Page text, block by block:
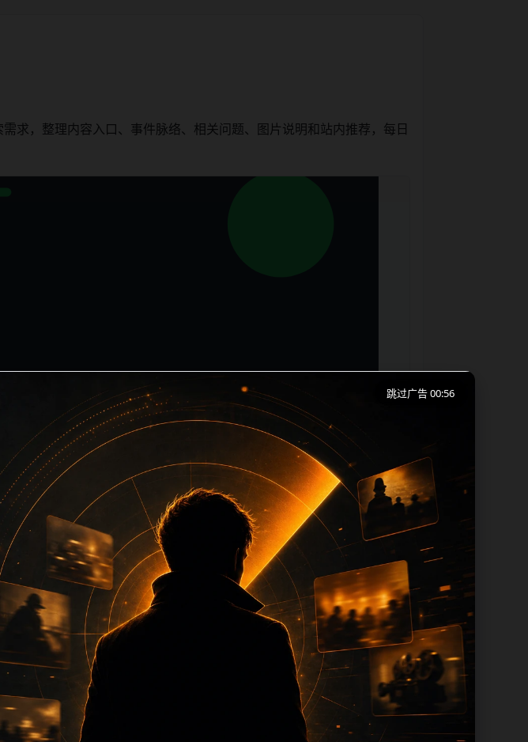
求，整理内容入口、事件脉络、相关问题、图片说明和站内推荐，每日
榜展开，页面按照移动端浏览习惯整理标题、描述、图片和站内推荐。
最后通过上一篇、下一篇和热门推荐继续浏览。本页强调内容归集和主
片说明、文件名、alt 和 title 均围绕主关键词、栏目词和文章标题生
图默认图兜底、标题重复过滤和 descrip
、站内推荐和清晰的层级路径，减少用户反复返回搜索页。第55篇作为
聚合提供可点击入口。如果后续发现页面缺图、标题过短、描述为空
跳过广告 00:56